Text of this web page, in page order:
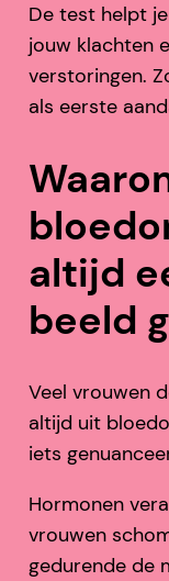
De test helpt
jouw klachten
verstoringen.
als eerste
altijd
beeld
Veel vrouwen
altijd uit
iets
Hormonen
vrouwen
gedurende de